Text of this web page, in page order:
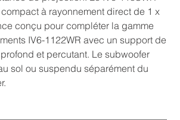
à rayonnement direct de 1 x
conçu pour compléter la gamme
IV6-1122WR avec un support de
et percutant. Le subwoofer
sol ou suspendu séparément du